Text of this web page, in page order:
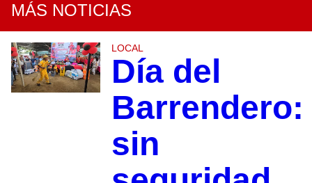
MÁS NOTICIAS
LOCAL
Día del
Barrendero:
sin